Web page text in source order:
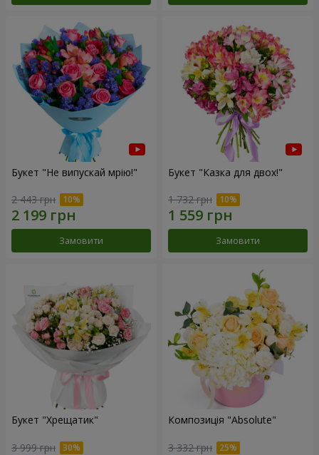
Букет "Не випускай мрію!"
2 443 грн
Замовити
Букет "Казка для двох!"
1 732 грн
Замовити
Букет "Хрещатик"
3 999 грн
Композиція "Absolute"
3 332 грн